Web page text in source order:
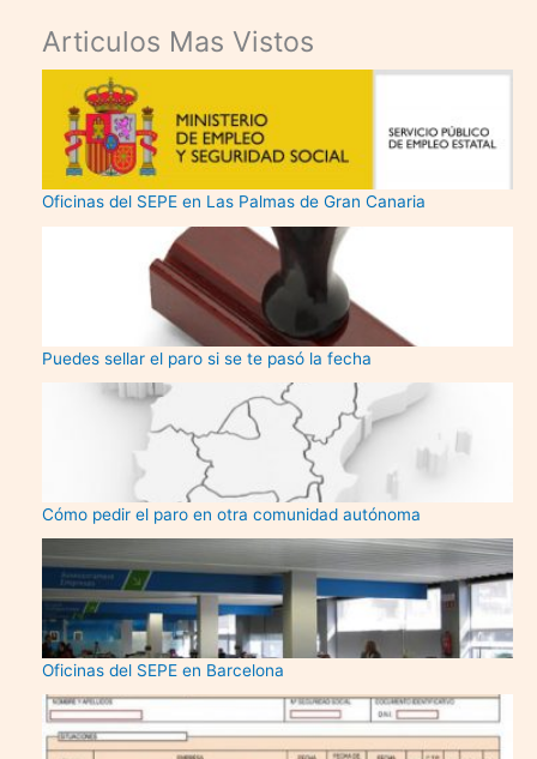
Articulos Mas Vistos
Oficinas del SEPE en Las Palmas de Gran Canaria
Puedes sellar el paro si se te pasó la fecha
Cómo pedir el paro en otra comunidad autónoma
Oficinas del SEPE en Barcelona